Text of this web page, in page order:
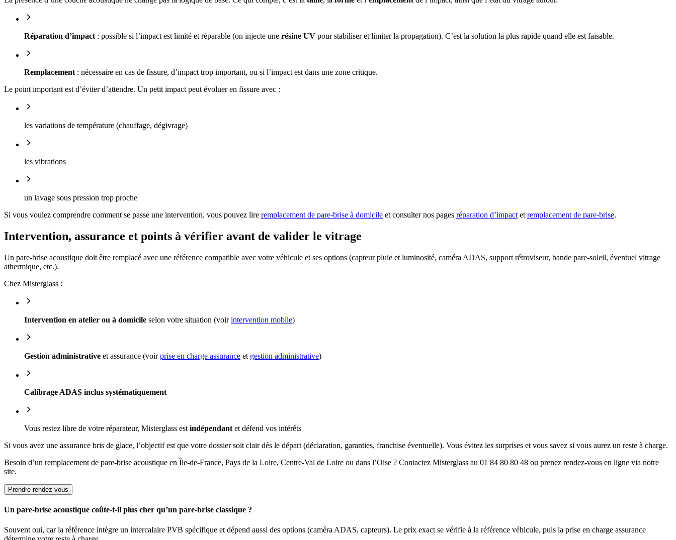
Réparation d’impact : possible si l’impact est limité et réparable (on injecte une résine UV pour stabiliser et limiter la propagation). C’est la solution la plus rapide quand elle est faisable.
Remplacement : nécessaire en cas de fissure, d’impact trop important, ou si l’impact est dans une zone critique.
Le point important est d’éviter d’attendre. Un petit impact peut évoluer en fissure avec :
les variations de température (chauffage, dégivrage)
les vibrations
un lavage sous pression trop proche
Si vous voulez comprendre comment se passe une intervention, vous pouvez lire remplacement de pare-brise à domicile et consulter nos pages réparation d’impact et remplacement de pare-brise.
Intervention, assurance et points à vérifier avant de valider le vitrage
Un pare-brise acoustique doit être remplacé avec une référence compatible avec votre véhicule et ses options (capteur pluie et luminosité, caméra ADAS, support rétroviseur, bande pare-soleil, éventuel vitrage
athermique, etc.).
Chez Misterglass :
Intervention en atelier ou à domicile selon votre situation (voirintervention mobile)
Gestion administrative et assurance (voirprise en charge assurance et gestion administrative)
Calibrage ADAS inclus systématiquement
Vous restez libre de votre réparateur, Misterglass est indépendant et défend vos intérêts
Si vous avez une assurance bris de glace, l’objectif est que votre dossier soit clair dès le départ (déclaration, garanties, franchise éventuelle). Vous évitez les surprises et vous savez si vous aurez un reste à charge.
Besoin d’un remplacement de pare-brise acoustique en Île-de-France, Pays de la Loire, Centre-Val de Loire ou dans l’Oise ? Contactez Misterglass au 01 84 80 80 48 ou prenez rendez-vous en ligne via notre
site.
Prendre rendez-vous
Un pare-brise acoustique coûte-t-il plus cher qu’un pare-brise classique ?
Souvent oui, car la référence intègre un intercalaire PVB spécifique et dépend aussi des options (caméra ADAS, capteurs). Le prix exact se vérifie à la référence véhicule, puis la prise en charge assurance